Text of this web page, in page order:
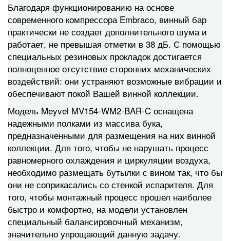
Благодаря функционированию на основе
современного компрессора Embraco, винный бар
практически не создает дополнительного шума и
работает, не превышая отметки в 38 дБ. С помощью
специальных резиновых прокладок достигается
полноценное отсутствие сторонних механических
воздействий: они устраняют возможные вибрации и
обеспечивают покой Вашей винной коллекции.
Модель Meyvel MV154-WM2-BAR-C оснащена
надежными полками из массива бука,
предназначенными для размещения на них винной
коллекции. Для того, чтобы не нарушать процесс
равномерного охлаждения и циркуляции воздуха,
необходимо размещать бутылки с вином так, что бы
они не соприкасались со стенкой испарителя. Для
того, чтобы монтажный процесс прошел наиболее
быстро и комфортно, на модели установлен
специальный балансировочный механизм,
значительно упрощающий данную задачу.